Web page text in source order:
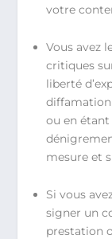
votre
Vous avez
critiques
liberté
diffamation
ou en
mesure et
Si vous
signer un
prestation